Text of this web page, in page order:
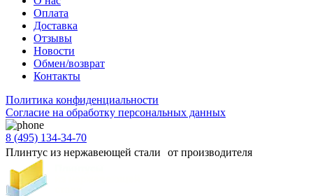
Оплата
Доставка
Отзывы
Новости
Обмен/возврат
Контакты
Политика конфиденциальности
Согласиe на обработку персональных данных
8 (495) 134-34-70
Плинтус из нержавеющей стали от производителя